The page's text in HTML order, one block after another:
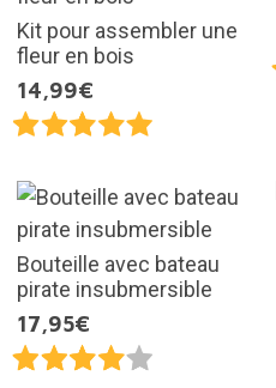
Kit pour assembler une
fleur en bois
14,99€
Bouteille avec bateau
pirate insubmersible
17,95€